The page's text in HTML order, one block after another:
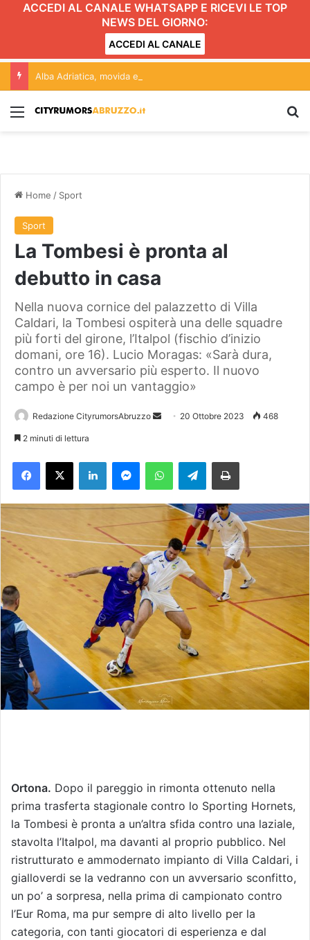
ACCEDI AL CANALE WHATSAPP E RICEVI LE TOP
NEWS DEL GIORNO:
ACCEDI AL CANALE
Menu
Home / Sport
Sport
La Tombesi è pronta al
debutto in casa
Nella nuova cornice del palazzetto di Villa
Caldari, la Tombesi ospiterà una delle squadre
più forti del girone, l’Italpol (fischio d’inizio
domani, ore 16). Lucio Moragas: «Sarà dura,
contro un avversario più esperto. Il nuovo
campo è per noi un vantaggio»
Redazione CityrumorsAbruzzo
a
e
m
a
i
l
20 Ottobre 2023 468
2 minuti di lettura
Telegram
Ortona. Dopo il pareggio in rimonta ottenuto nella
prima trasferta stagionale contro lo Sporting Hornets,
la Tombesi è pronta a un’altra sfida contro una laziale,
stavolta l’Italpol, ma davanti al proprio pubblico. Nel
ristrutturato e ammodernato impianto di Villa Caldari, i
gialloverdi se la vedranno con un avversario sconfitto,
un po’ a sorpresa, nella prima di campionato contro
l’Eur Roma, ma pur sempre di alto livello per la
categoria, con tanti giocatori di esperienza e dal